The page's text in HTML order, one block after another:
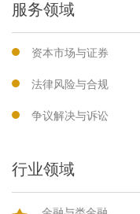
服务领域
资本市场与证券
法律风险与合规
争议解决与诉讼
行业领域